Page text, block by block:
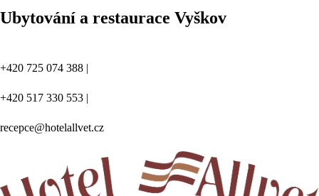
Ubytování a restaurace Vyškov
+420 725 074 388 |
+420 517 330 553 |
recepce@hotelallvet.cz